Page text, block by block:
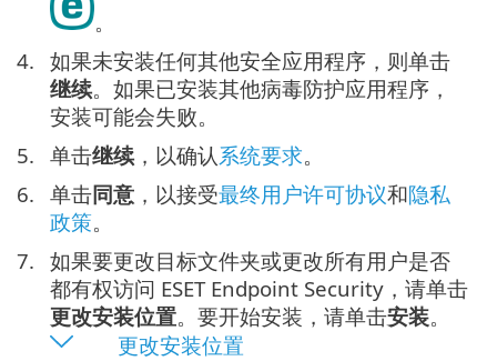
。
4. 如果未安装任何其他安全应用程序，则单击
继续。如果已安装其他病毒防护应用程序，
安装可能会失败。
5. 单击继续，以确认系统要求。
6. 单击同意 ，以接受最终用户许可协议和隐私
政策。
7. 如果要更改目标文件夹或更改所有用户是否
都有权访问 ESET Endpoint Security，请单击
更改安装位置。要开始安装，请单击安装。
更改安装位置